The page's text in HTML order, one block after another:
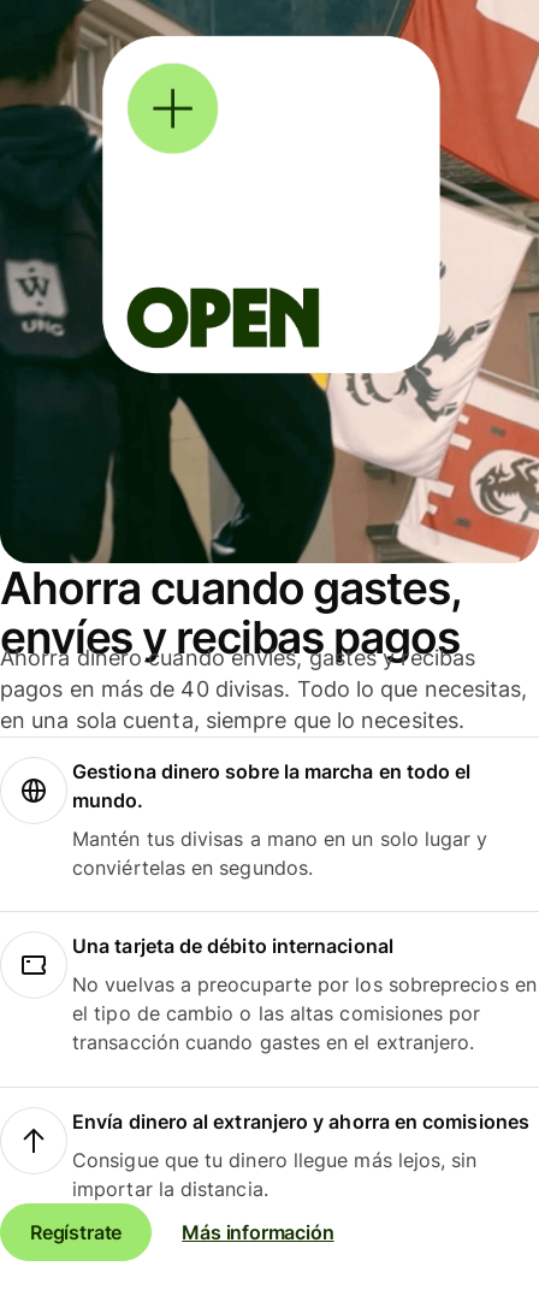
Ahorra cuando gastes,
envíes y recibas pagos
Ahorra dinero cuando envíes, gastes y recibas
pagos en más de 40 divisas. Todo lo que necesitas,
en una sola cuenta, siempre que lo necesites.
Gestiona dinero sobre la marcha en todo el
mundo.
Mantén tus divisas a mano en un solo lugar y
conviértelas en segundos.
Una tarjeta de débito internacional
No vuelvas a preocuparte por los sobreprecios en
el tipo de cambio o las altas comisiones por
transacción cuando gastes en el extranjero.
Envía dinero al extranjero y ahorra en comisiones
Consigue que tu dinero llegue más lejos, sin
importar la distancia.
Regístrate
Más información